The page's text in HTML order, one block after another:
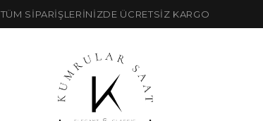
TÜM SİPARİŞLERİNİZDE ÜCRETSİZ KARGO